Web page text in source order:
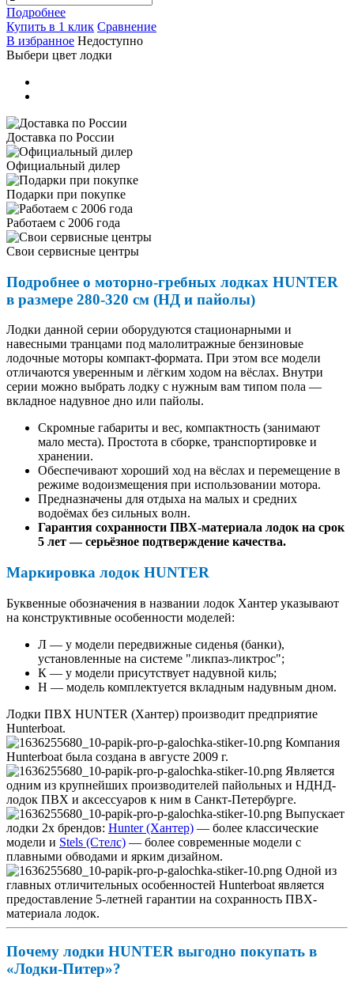
Подробнее
Купить в 1 клик Сравнение
В избранное Недоступно
Выбери цвет лодки
Доставка по России
Официальный дилер
Подарки при покупке
Работаем с 2006 года
Свои сервисные центры
Подробнее о моторно-гребных лодках HUNTER
в размере 280-320 см (НД и пайолы)
Лодки данной серии оборудуются стационарными и
навесными транцами под малолитражные бензиновые
лодочные моторы компакт-формата. При этом все модели
отличаются уверенным и лёгким ходом на вёслах. Внутри
серии можно выбрать лодку с нужным вам типом пола —
вкладное надувное дно или пайолы.
Скромные габариты и вес, компактность (занимают
мало места). Простота в сборке, транспортировке и
хранении.
Обеспечивают хороший ход на вёслах и перемещение в
режиме водоизмещения при использовании мотора.
Предназначены для отдыха на малых и средних
водоёмах без сильных волн.
Гарантия сохранности ПВХ-материала лодок на срок
5 лет — серьёзное подтверждение качества.
Маркировка лодок HUNTER
Буквенные обозначения в названии лодок Хантер указывают
на конструктивные особенности моделей:
Л — у модели передвижные сиденья (банки),
установленные на системе "ликпаз-ликтрос";
К — у модели присутствует надувной киль;
Н — модель комплектуется вкладным надувным дном.
Лодки ПВХ HUNTER (Хантер) производит предприятие
Hunterboat.
Компания
Hunterboat была создана в августе 2009 г.
Является
одним из крупнейших производителей пайольных и НДНД-
лодок ПВХ и аксессуаров к ним в Санкт-Петербурге.
Выпускает
лодки 2х брендов: Hunter (Хантер) — более классические
модели и Stels (Стелс) — более современные модели с
плавными обводами и ярким дизайном.
Одной из
главных отличительных особенностей Hunterboat является
предоставление 5-летней гарантии на сохранность ПВХ-
материала лодок.
Почему лодки HUNTER выгодно покупать в
«Лодки-Питер»?